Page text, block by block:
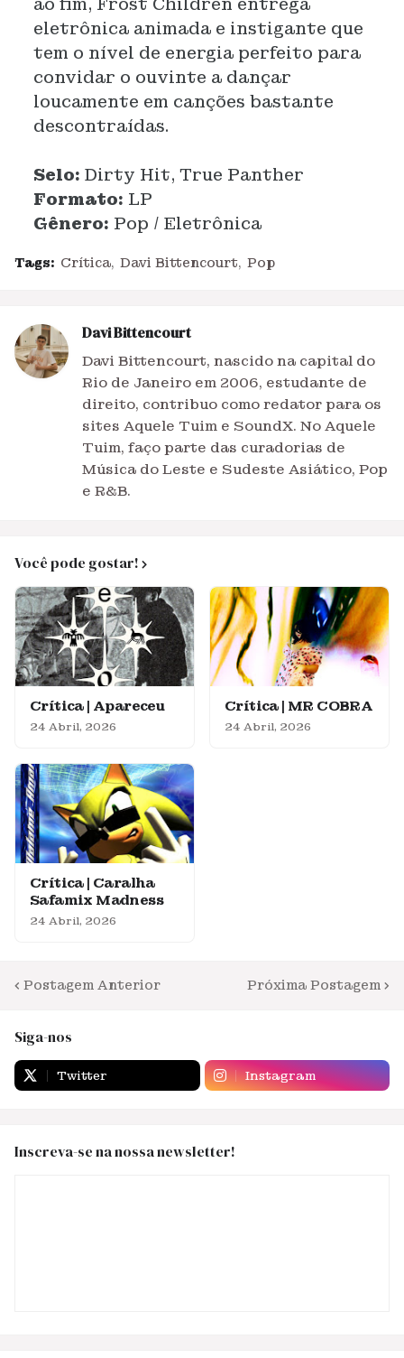
eletrônica animada e instigante que
tem o nível de energia perfeito para
convidar o ouvinte a dançar
loucamente em canções bastante
descontraídas.
Selo: Dirty Hit, True Panther
Formato: LP
Gênero: Pop / Eletrônica
Tags: Crítica Davi Bittencourt Pop
Davi Bittencourt
Davi Bittencourt, nascido na capital do
Rio de Janeiro em 2006, estudante de
direito, contribuo como redator para os
sites Aquele Tuim e SoundX. No Aquele
Tuim, faço parte das curadorias de
Música do Leste e Sudeste Asiático, Pop
e R&B.
Você pode gostar!
Crítica | Apareceu
24 Abril, 2026
Crítica | MR COBRA
24 Abril, 2026
Crítica | Caralha
Safamix Madness
24 Abril, 2026
Postagem Anterior Próxima Postagem
Siga-nos
Twitter Instagram
Inscreva-se na nossa newsletter!